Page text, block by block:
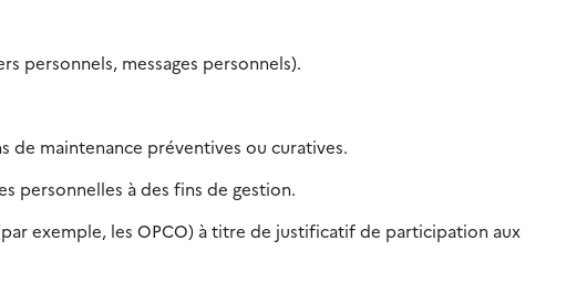
personnels, messages personnels).
de maintenance préventives ou curatives.
personnelles à des fins de gestion.
exemple, les OPCO) à titre de justificatif de participation aux